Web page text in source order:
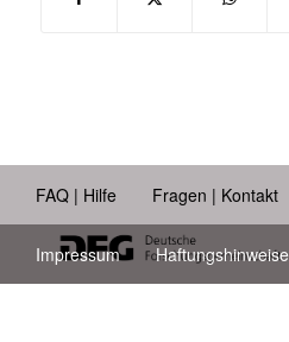
FAQ | Hilfe Fragen | Kontakt
Impressum Haftungshinweise